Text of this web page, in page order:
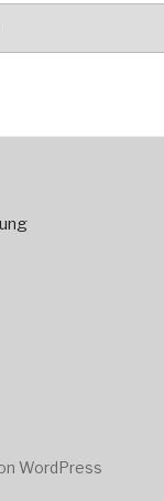
WordPress